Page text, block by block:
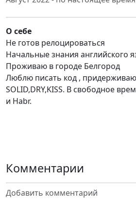
О себе
Не готов релоцироваться
Начальные знания английского
Проживаю в городе Белгород
Люблю писать код ,
SOLID,DRY,KISS. В свободное
и Habr.
Комментарии
Добавить комментарий